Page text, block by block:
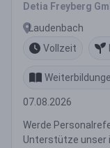
Detia Freyberg
Laudenbach
Vollzeit
07.08.2026
Werde
Unterstütze unser